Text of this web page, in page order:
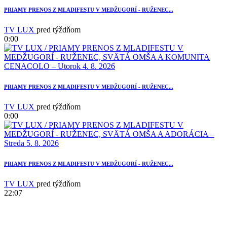
2
PRIAMY PRENOS Z MLADIFESTU V MEDŽUGORÍ - RUŽENEC...
TV LUX pred týždňom
0:00
PRIAMY PRENOS Z MLADIFESTU V MEDŽUGORÍ - RUŽENEC...
TV LUX pred týždňom
0:00
PRIAMY PRENOS Z MLADIFESTU V MEDŽUGORÍ - RUŽENEC...
TV LUX pred týždňom
22:07